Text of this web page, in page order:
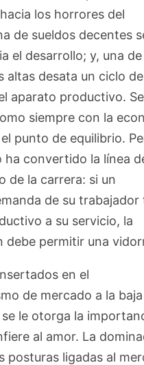
los horrores del
de sueldos decentes
el desarrollo; y, una de
altas desata un ciclo de
aparato productivo. Se
siempre con la
punto de equilibrio.
ha convertido la línea
de la carrera: si un
de su trabajador
a su servicio, la
debe permitir una
en el
de mercado a la baja
le otorga la
al amor. La
posturas ligadas al